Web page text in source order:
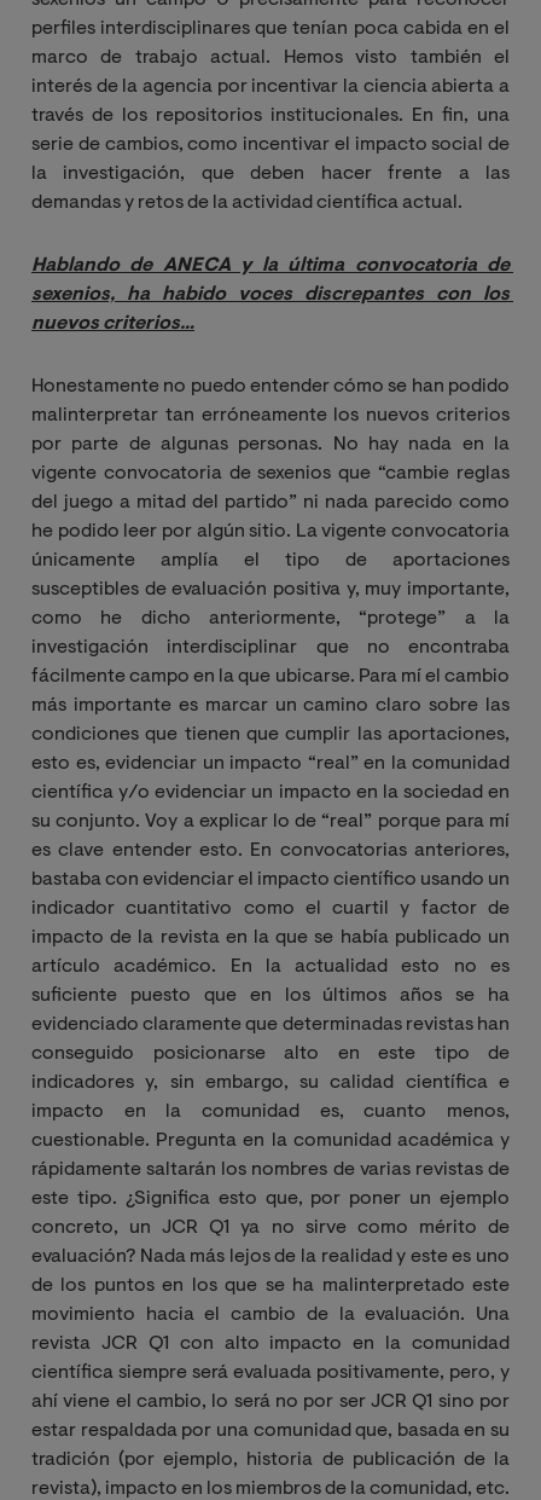
perfiles interdisciplinares que tenían poca cabida en el
marco de trabajo actual. Hemos visto también el
interés de la agencia por incentivar la ciencia abierta a
través de los repositorios institucionales. En fin, una
serie de cambios, como incentivar el impacto social de
la investigación, que deben hacer frente a las
demandas y retos de la actividad científica actual.
Hablando de ANECA y la última convocatoria de
sexenios, ha habido voces discrepantes con los
nuevos criterios…
Honestamente no puedo entender cómo se han podido
malinterpretar tan erróneamente los nuevos criterios
por parte de algunas personas. No hay nada en la
vigente convocatoria de sexenios que “cambie reglas
del juego a mitad del partido” ni nada parecido como
he podido leer por algún sitio. La vigente convocatoria
únicamente amplía el tipo de aportaciones
susceptibles de evaluación positiva y, muy importante,
como he dicho anteriormente, “protege” a la
investigación interdisciplinar que no encontraba
fácilmente campo en la que ubicarse. Para mí el cambio
más importante es marcar un camino claro sobre las
condiciones que tienen que cumplir las aportaciones,
esto es, evidenciar un impacto “real” en la comunidad
científica y/o evidenciar un impacto en la sociedad en
su conjunto. Voy a explicar lo de “real” porque para mí
es clave entender esto. En convocatorias anteriores,
bastaba con evidenciar el impacto científico usando un
indicador cuantitativo como el cuartil y factor de
impacto de la revista en la que se había publicado un
artículo académico. En la actualidad esto no es
suficiente puesto que en los últimos años se ha
evidenciado claramente que determinadas revistas han
conseguido posicionarse alto en este tipo de
indicadores y, sin embargo, su calidad científica e
impacto en la comunidad es, cuanto menos,
cuestionable. Pregunta en la comunidad académica y
rápidamente saltarán los nombres de varias revistas de
este tipo. ¿Significa esto que, por poner un ejemplo
concreto, un JCR Q1 ya no sirve como mérito de
evaluación? Nada más lejos de la realidad y este es uno
de los puntos en los que se ha malinterpretado este
movimiento hacia el cambio de la evaluación. Una
revista JCR Q1 con alto impacto en la comunidad
científica siempre será evaluada positivamente, pero, y
ahí viene el cambio, lo será no por ser JCR Q1 sino por
estar respaldada por una comunidad que, basada en su
tradición (por ejemplo, historia de publicación de la
revista), impacto en los miembros de la comunidad, etc.